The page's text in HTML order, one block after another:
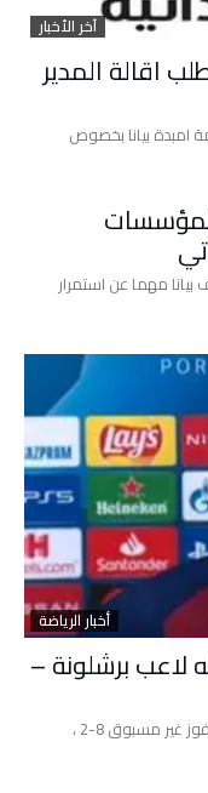
آخر الأخبار
اقالة المدير
امبدة بيانا بخصوص
مهما عن استمرار
أخبار الرياضة
لاعب برشلونة –
الشاهد – الرياضية : بايرن ميونيخ صعق برشلونة بفوز غير مسبوق 8-2 ،